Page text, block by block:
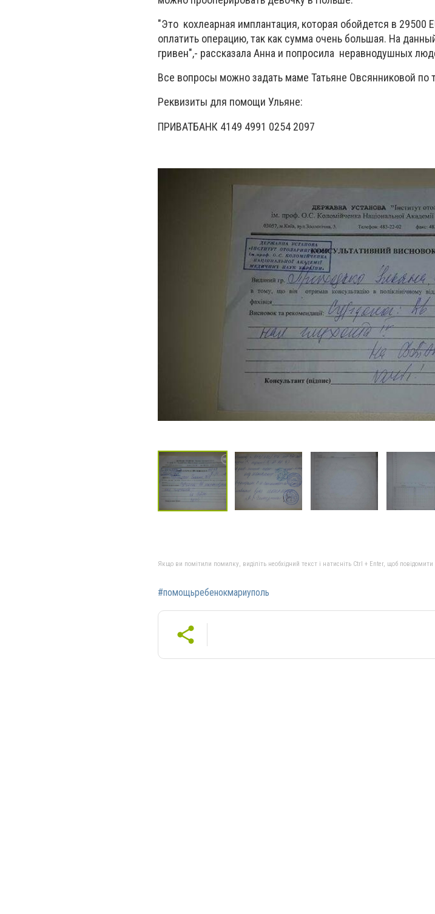
"Это кохлеарная имплантация, которая обойдется в 29500
оплатить операцию, так как сумма очень большая. На
гривен",- рассказала Анна и попросила неравнодушных
Все вопросы можно задать маме Татьяне Овсянниковой по
Реквизиты для помощи Ульяне:
ПРИВАТБАНК 4149 4991 0254 2097
Якщо ви помітили помилку, виділіть необхідний текст і натисніть Ctrl + Enter, щоб
#помощьребенокмариуполь